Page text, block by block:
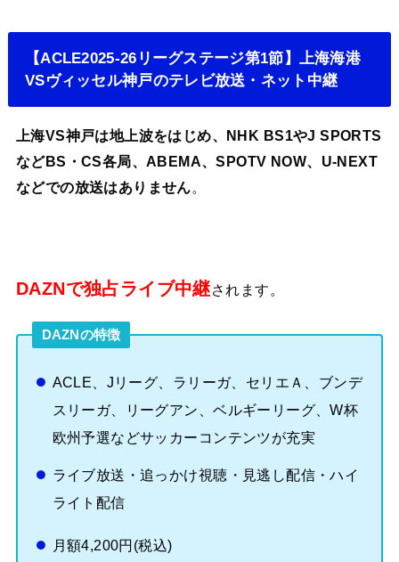
【ACLE2025-26リーグステージ第1節】上海海港
VSヴィッセル神戸のテレビ放送・ネット中継
上海VS神戸は地上波をはじめ、NHK BS1やJ SPORTS
などBS・CS各局、ABEMA、SPOTV NOW、U-NEXT
などでの放送はありません
DAZNで独占ライブ中継されます。
DAZNの特徴
ACLE、Jリーグ、ラリーガ、セリエＡ、ブンデ
スリーガ、リーグアン、ベルギーリーグ、W杯
欧州予選などサッカーコンテンツが充実
ライブ放送・追っかけ視聴・見逃し配信・ハイ
ライト配信
月額4,200円(税込)